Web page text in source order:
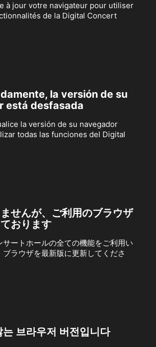
à jour votre navigateur pour utiliser
de la Digital Concert
la versión de su
está desfasada
la versión de su navegador
todas las funciones del Digital
せんが、ご利用のブラウザ
おります
サートホールの全ての機能をご利用い
ブラウザを最新版に更新してくださ
는 브라우저 버전입니다